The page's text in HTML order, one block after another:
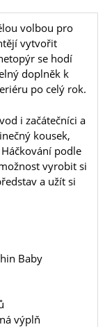
volbou pro
vytvořit
se hodí
doplněk k
po celý rok.
i začátečníci a
kousek,
podle
vyrobit si
a užít si
Baby
výplň